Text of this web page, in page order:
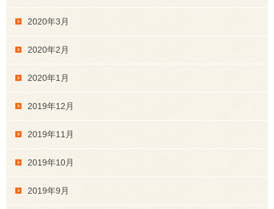
2020年3月
2020年2月
2020年1月
2019年12月
2019年11月
2019年10月
2019年9月